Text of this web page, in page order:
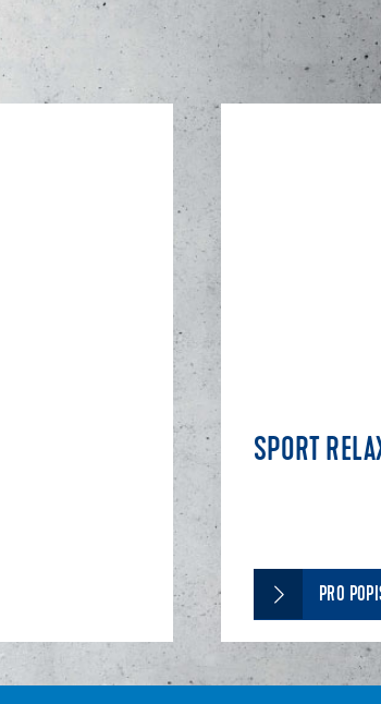
SPORT
PRO